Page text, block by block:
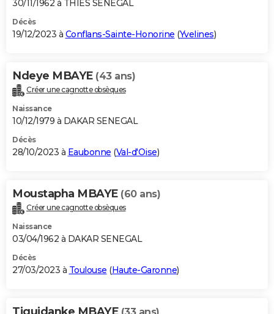
30/11/1962 à THIES SENEGAL
Décès
19/12/2023 à Conflans-Sainte-Honorine (Yvelines)
Ndeye MBAYE (43 ans)
Créer une cagnotte obsèques
Naissance
10/12/1979 à DAKAR SENEGAL
Décès
28/10/2023 à Eaubonne (Val-d'Oise)
Moustapha MBAYE (60 ans)
Créer une cagnotte obsèques
Naissance
03/04/1962 à DAKAR SENEGAL
Décès
27/03/2023 à Toulouse (Haute-Garonne)